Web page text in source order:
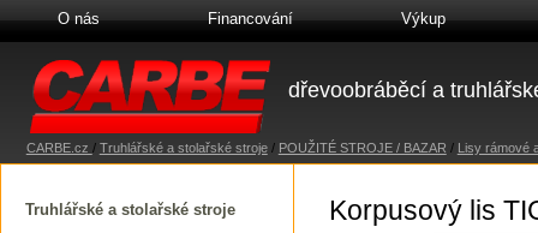
O nás Financování Výkup
dřevoobráběcí a
CARBE.cz / Truhlářské a stolařské stroje / POUŽITÉ STROJE / BAZAR / Lisy rámové
Truhlářské a stolařské stroje Korpusový lis